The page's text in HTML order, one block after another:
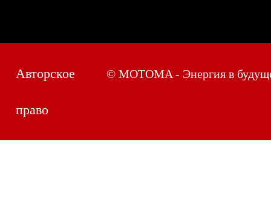
Авторское
право
© MOTOMA - Энергия в